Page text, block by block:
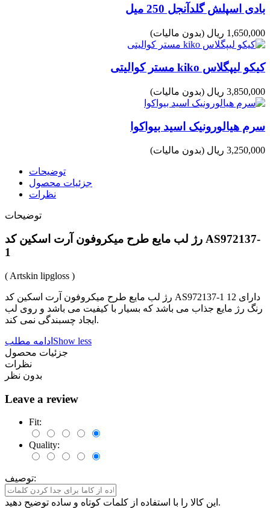
بادی اسپلش گلدآنجل 250 میل
1,650,000 ریال (بدون مالیات)
کیکو لیپگلاس kiko مستر کوالیتی
3,850,000 ریال (بدون مالیات)
سرم هیالورونیک اسید بیواکوا
3,250,000 ریال (بدون مالیات)
توضیحات
جزئیات محصول
نظرات
توضیحات
رژ لب مایع طرح میکروفون آرت اسکین کد AS972137-
1
( Artskin lipgloss )
رژ لب مایع طرح میکروفون آرت اسکین کد AS972137-1 دارای 12
رنگ رژ مایع جذاب می باشد که بسیار با کیفیت می باشد و روی لب
ایجاد چسبندگی نمی کند.
ادامه مطلب Show less
جزئیات محصول
نظرات
بدون نظر
Leave a review
Fit:
Quality:
توصیف:
این کالا را با استفاده از کلمات کوتاه و ساده توضیح دهید.